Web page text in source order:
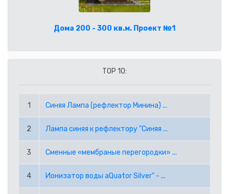
CAD КАНАДСКИЙ ДОЛЛАР
CHF ШВЕЙЦАРСКИЙ ФРАНК
KRW ВОНА РЕСПУБЛИКИ КОРЕЯ
NOK НОРВЕЖСКАЯ КРОНА
NZD НОВОЗЕЛАНДСКИЙ ДОЛЛАР
УСЛОВИЯ ЗАКАЗА
КОНТАКТЫ
ВАКАНСИИ
Дома 200 - 300 кв.м. Проект №1
TOP 10:
1 Синяя Лампа (рефлектор Минина) ...
2 Лампа синяя к рефлектору "Синяя ...
3 Сменные «мембраные перегородки» ...
4 Ионизатор воды aQuator Silver" - ...